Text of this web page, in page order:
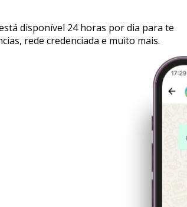
disponível 24 horas por dia para te
rede credenciada e muito mais.